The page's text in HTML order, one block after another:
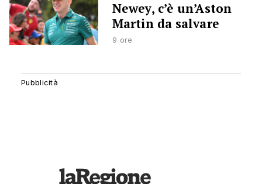
Newey, c’è un’Aston
Martin da salvare
9 ore